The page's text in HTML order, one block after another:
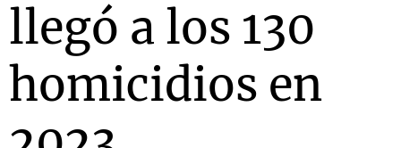
llegó a los 130
homicidios en